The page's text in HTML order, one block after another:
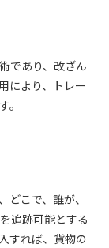
であり、改ざん
により、トレー
。
こで、誰が、
追跡可能とする
すれば、貨物の